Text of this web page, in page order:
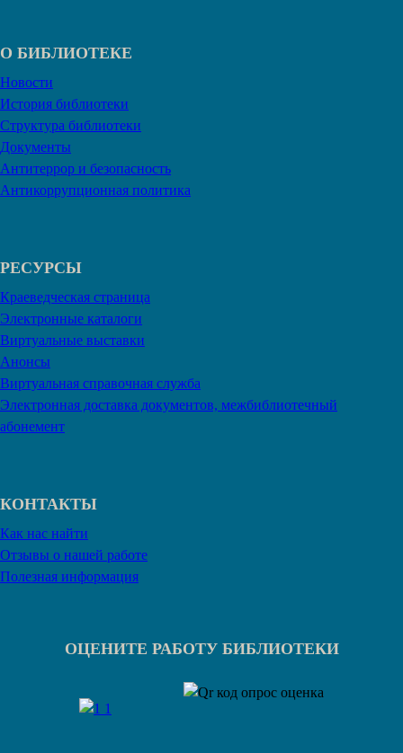
О БИБЛИОТЕКЕ
Новости
История библиотеки
Структура библиотеки
Документы
Антитеррор и безопасность
Антикоррупционная политика
РЕСУРСЫ
Краеведческая страница
Электронные каталоги
Виртуальные выставки
Анонсы
Виртуальная справочная служба
Электронная доставка документов, межбиблиотечный
абонемент
КОНТАКТЫ
Как нас найти
Отзывы о нашей работе
Полезная информация
ОЦЕНИТЕ РАБОТУ БИБЛИОТЕКИ